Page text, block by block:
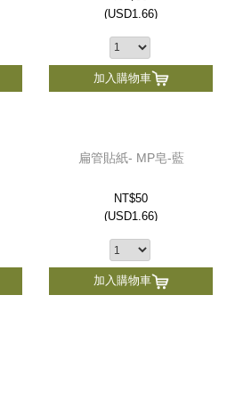
(USD1.66)
加入購物車
扁管貼紙- MP皂-藍
NT$50
(USD1.66)
加入購物車